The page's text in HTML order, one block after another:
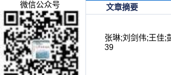
文章摘要
张琳;刘剑伟;王佳;
39
微信公众号